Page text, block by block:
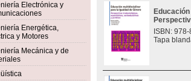
Electrónica y
Energética,
y Motores
Mecánica y de
ISBN:
Tapa